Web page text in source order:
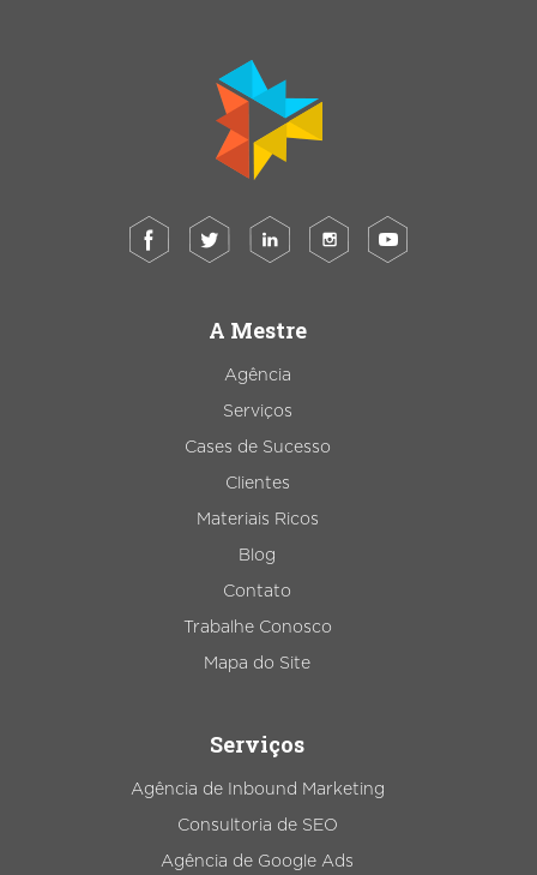
A Mestre
Agência
Serviços
Cases de Sucesso
Clientes
Materiais Ricos
Blog
Contato
Trabalhe Conosco
Mapa do Site
Serviços
Agência de Inbound Marketing
Consultoria de SEO
Agência de Google Ads